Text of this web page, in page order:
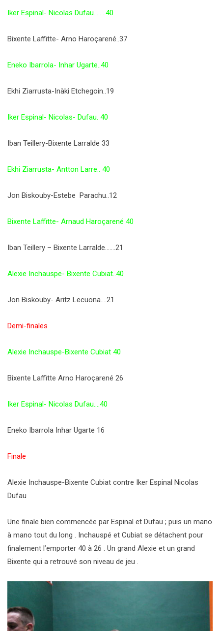
Iker Espinal- Nicolas Dufau……..40
Bixente Laffitte- Arno Haroçarené..37
Eneko Ibarrola- Inhar Ugarte..40
Ekhi Ziarrusta-Inàki Etchegoin..19
Iker Espinal- Nicolas- Dufau. 40
Iban Teillery-Bixente Larralde 33
Ekhi Ziarrusta- Antton Larre.. 40
Jon Biskouby-Estebe Parachu..12
Bixente Laffitte- Arnaud Haroçarené 40
Iban Teillery – Bixente Larralde…….21
Alexie Inchauspe- Bixente Cubiat..40
Jon Biskouby- Aritz Lecuona….21
Demi-finales
Alexie Inchauspe-Bixente Cubiat 40
Bixente Laffitte Arno Haroçarené 26
Iker Espinal- Nicolas Dufau….40
Eneko Ibarrola Inhar Ugarte 16
Finale
Alexie Inchauspe-Bixente Cubiat contre Iker Espinal Nicolas
Dufau
Une finale bien commencée par Espinal et Dufau ; puis un mano
à mano tout du long . Inchauspé et Cubiat se détachent pour
finalement l’emporter 40 à 26 . Un grand Alexie et un grand
Bixente qui a retrouvé son niveau de jeu .